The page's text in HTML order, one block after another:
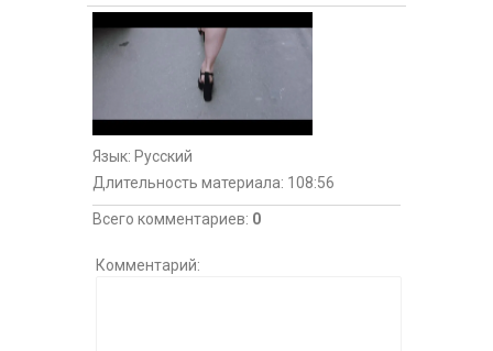
Язык: Русский
Длительность материала: 108:56
Всего комментариев: 0
Комментарий: